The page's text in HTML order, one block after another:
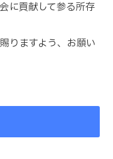
に貢献して参る所存
りますよう、お願い